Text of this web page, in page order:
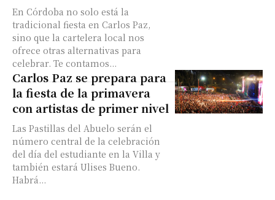
En Córdoba no solo está la
tradicional fiesta en Carlos Paz,
sino que la cartelera local nos
ofrece otras alternativas para
celebrar. Te contamos...
Carlos Paz se prepara para
la fiesta de la primavera
con artistas de primer nivel
Las Pastillas del Abuelo serán el
número central de la celebración
del día del estudiante en la Villa y
también estará Ulises Bueno.
Habrá...